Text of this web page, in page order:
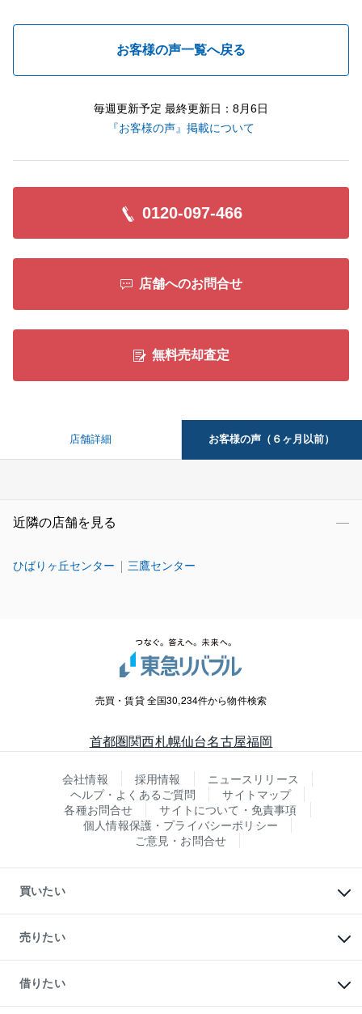
お客様の声一覧へ戻る
毎週更新予定 最終更新日：8月6日
『お客様の声』掲載について
0120-097-466
店舗へのお問合せ
無料売却査定
店舗詳細 お客様の声（６ヶ月以前）
近隣の店舗を見る
ひばりヶ丘センター 三鷹センター
売買・賃貸 全国30,234件から物件検索
首都圏関西札幌仙台名古屋福岡
会社情報 採用情報
ニュースリリース
ヘルプ・よくあるご質問
サイトマップ
各種お問合せ
サイトについて・免責事項
個人情報保護・プライバシーポリシー
ご意見・お問合せ
買いたい
新築・分譲マンションの購入
中古マンションの購入
一戸建ての購入
中古一戸建ての購入
不動産購入の流れ
売りたい
一戸建ての売却・査定
土地の売却・査定
スピードAI査定
借りたい